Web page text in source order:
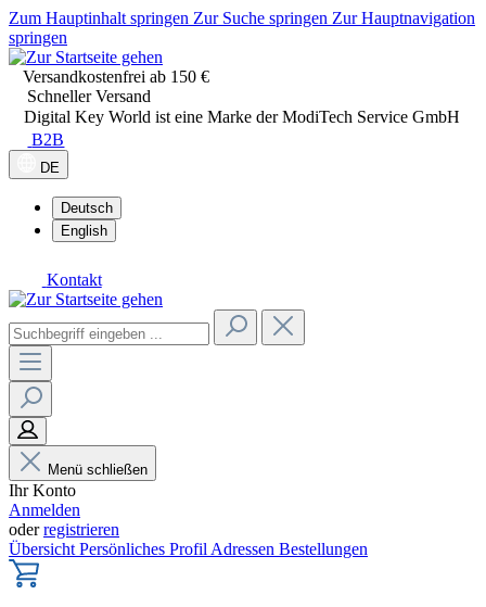
Zum Hauptinhalt springen Zur Suche springen Zur Hauptnavigation
springen
Versandkostenfrei ab 150 €
Schneller Versand
Digital Key World ist eine Marke der ModiTech Service GmbH
B2B
DE
Deutsch
English
Kontakt
Menü schließen
Ihr Konto
Anmelden
oderregistrieren
Übersicht Persönliches Profil Adressen Bestellungen